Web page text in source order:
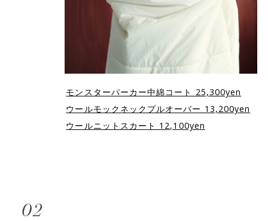
モンスターパーカー中綿コート 25,300yen
ウールモックネックプルオーバー 13,200yen
ウールニットスカート 12,100yen
02